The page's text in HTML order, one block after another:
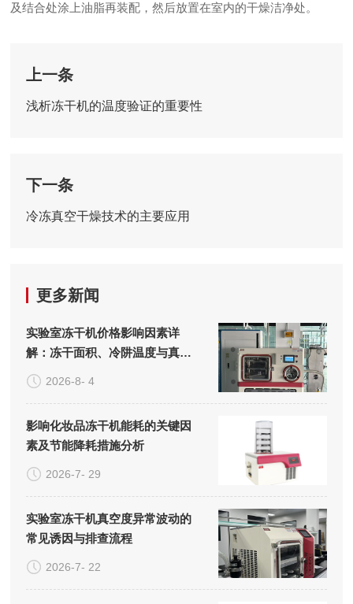
及结合处涂上油脂再装配，然后放置在室内的干燥洁净处。
上一条
浅析冻干机的温度验证的重要性
下一条
冷冻真空干燥技术的主要应用
更多新闻
实验室冻干机价格影响因素详
解：冻干面积、冷阱温度与真空
系统的成本构成
2026-8- 4
影响化妆品冻干机能耗的关键因
素及节能降耗措施分析
2026-7- 29
实验室冻干机真空度异常波动的
常见诱因与排查流程
2026-7- 22